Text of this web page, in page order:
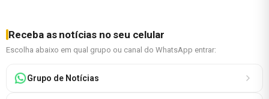
Receba as notícias no seu celular
Escolha abaixo em qual grupo ou canal do WhatsApp entrar:
Grupo de Notícias